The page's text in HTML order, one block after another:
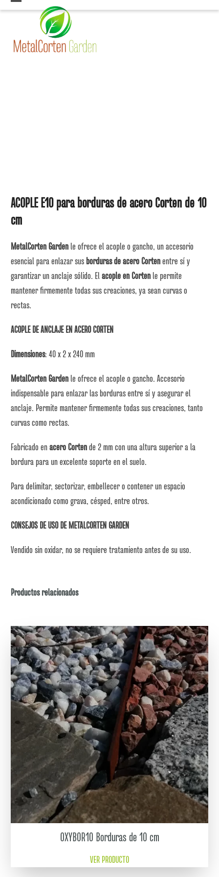
Open
menu
Close
menu
ACOPLE E10 para borduras de acero Corten de 10
cm
MetalCorten Garden le ofrece el acople o gancho, un accesorio
esencial para enlazar sus borduras de acero Corten entre sí y
garantizar un anclaje sólido. Elacople en Corten le permite
mantener firmemente todas sus creaciones, ya sean curvas o
rectas.
ACOPLE DE ANCLAJE EN ACERO CORTEN
Dimensiones: 40 x 2 x 240 mm
MetalCorten Garden le ofrece el acople o gancho. Accesorio
indispensable para enlazar las borduras entre sí y asegurar el
anclaje. Permite mantener firmemente todas sus creaciones, tanto
curvas como rectas.
Fabricado enacero Corten de 2 mm con una altura superior a la
bordura para un excelente soporte en el suelo.
Para delimitar, sectorizar, embellecer o contener un espacio
acondicionado como grava, césped, entre otros.
CONSEJOS DE USO DE METALCORTEN GARDEN
Vendido sin oxidar, no se requiere tratamiento antes de su uso.
Productos relacionados
OXYBOR10 Borduras de 10 cm
VER PRODUCTO